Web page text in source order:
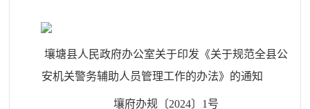
壤塘县人民政府办公室关于印发《关于规范全县公
安机关警务辅助人员管理工作的办法》的通知
壤府办规〔2024〕1号